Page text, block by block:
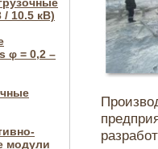
10.5 кВ)
φ = 0,2 –
модули